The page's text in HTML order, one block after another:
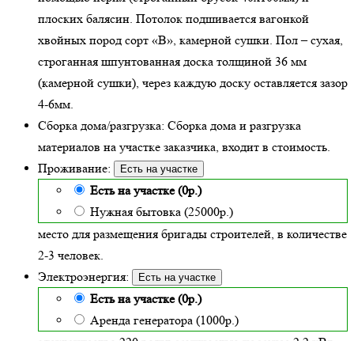
плоских балясин. Потолок подшивается вагонкой
хвойных пород сорт «В», камерной сушки. Пол – сухая,
строганная шпунтованная доска толщиной 36 мм
(камерной сушки), через каждую доску оставляется зазор
4-6мм.
Сборка дома/разгрузка: Сборка дома и разгрузка
материалов на участке заказчика, входит в стоимость.
Проживание:
Есть на участке
Есть на участке (0р.)
Нужная бытовка (25000р.)
место для размещения бригады строителей, в количестве
2-3 человек.
Электроэнергия:
Есть на участке
Есть на участке (0р.)
Аренда генератора (1000р.)